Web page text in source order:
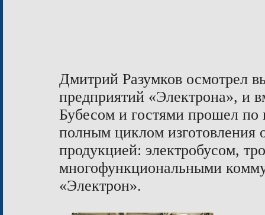
Дмитрий Разумков осмотрел
предприятий «Электрона», и
Бубесом и гостями прошел по
полным циклом изготовления
продукцией: электробусом,
многофункциональными
«Электрон».